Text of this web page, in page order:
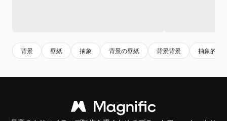
背景 壁紙 抽象 背景の壁紙 背景背景 抽象的背